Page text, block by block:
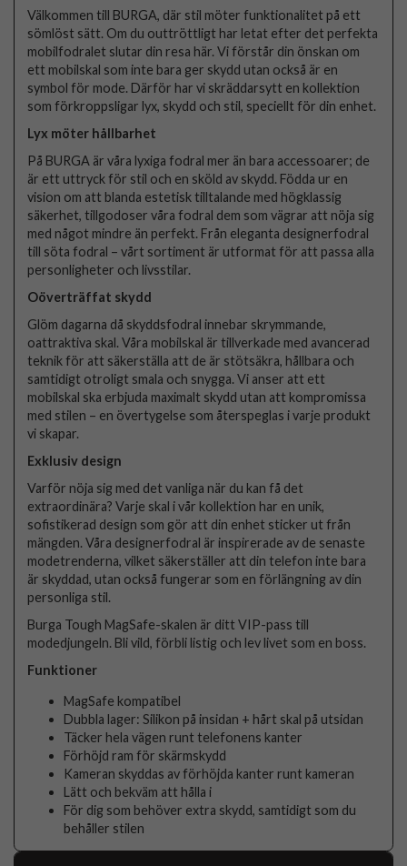
Välkommen till BURGA, där stil möter funktionalitet på ett
sömlöst sätt. Om du outtröttligt har letat efter det perfekta
mobilfodralet slutar din resa här. Vi förstår din önskan om
ett mobilskal som inte bara ger skydd utan också är en
symbol för mode. Därför har vi skräddarsytt en kollektion
som förkroppsligar lyx, skydd och stil, speciellt för din enhet.
Lyx möter hållbarhet
På BURGA är våra lyxiga fodral mer än bara accessoarer; de
är ett uttryck för stil och en sköld av skydd. Födda ur en
vision om att blanda estetisk tilltalande med högklassig
säkerhet, tillgodoser våra fodral dem som vägrar att nöja sig
med något mindre än perfekt. Från eleganta designerfodral
till söta fodral – vårt sortiment är utformat för att passa alla
personligheter och livsstilar.
Oöverträffat skydd
Glöm dagarna då skyddsfodral innebar skrymmande,
oattraktiva skal. Våra mobilskal är tillverkade med avancerad
teknik för att säkerställa att de är stötsäkra, hållbara och
samtidigt otroligt smala och snygga. Vi anser att ett
mobilskal ska erbjuda maximalt skydd utan att kompromissa
med stilen – en övertygelse som återspeglas i varje produkt
vi skapar.
Exklusiv design
Varför nöja sig med det vanliga när du kan få det
extraordinära? Varje skal i vår kollektion har en unik,
sofistikerad design som gör att din enhet sticker ut från
mängden. Våra designerfodral är inspirerade av de senaste
modetrenderna, vilket säkerställer att din telefon inte bara
är skyddad, utan också fungerar som en förlängning av din
personliga stil.
Burga Tough MagSafe-skalen är ditt VIP-pass till
modedjungeln. Bli vild, förbli listig och lev livet som en boss.
Funktioner
MagSafe kompatibel
Dubbla lager: Silikon på insidan + hårt skal på utsidan
Täcker hela vägen runt telefonens kanter
Förhöjd ram för skärmskydd
Kameran skyddas av förhöjda kanter runt kameran
Lätt och bekväm att hålla i
För dig som behöver extra skydd, samtidigt som du
behåller stilen